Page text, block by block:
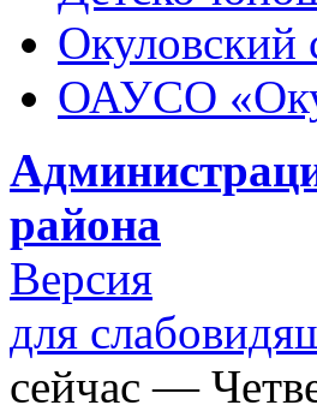
Окуловский
ОАУСО
района
Версия
для
сейчас —